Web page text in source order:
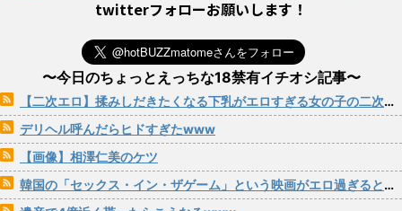
twitterフォローお願いします！
〜今日のちょっとえっちな18禁有イチオシ記事〜
【二次エロ】揉みしだきたくなる下乳がエロすぎる女の子の二次画像 その29
デリヘル呼んだらヒドすぎたwww
【画像】相澤仁美のケツ
韓国の「セックス・イン・ザゲーム」という映画がエロ過ぎると話題にｗｗｗ